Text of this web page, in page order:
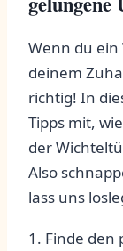
Wenn du
deinem
richtig! In
‌Tipps mit,
der
Also‌
lass uns
1.​ Finde den